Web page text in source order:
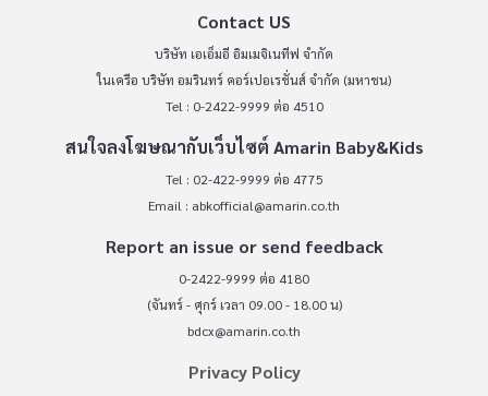
Contact US
บริษัท เอเอ็มอี อิมเมจิเนทีฟ จำกัด
ในเครือ บริษัท อมรินทร์ คอร์เปอเรชั่นส์ จำกัด (มหาชน)
Tel : 0-2422-9999 ต่อ 4510
สนใจลงโฆษณากับเว็บไซต์ Amarin Baby&Kids
Tel : 02-422-9999 ต่อ 4775
Email : abkofficial@amarin.co.th
Report an issue or send feedback
0-2422-9999 ต่อ 4180
(จันทร์ - ศุกร์ เวลา 09.00 - 18.00 น)
bdcx@amarin.co.th
Privacy Policy